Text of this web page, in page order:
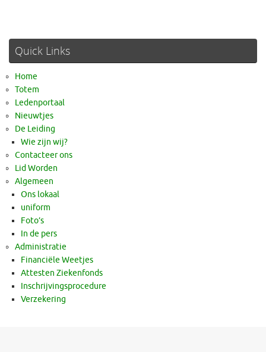
Quick Links
Home
Totem
Ledenportaal
Nieuwtjes
De Leiding
Wie zijn wij?
Contacteer ons
Lid Worden
Algemeen
Ons lokaal
uniform
Foto’s
In de pers
Administratie
Financiële Weetjes
Attesten Ziekenfonds
Inschrijvingsprocedure
Verzekering